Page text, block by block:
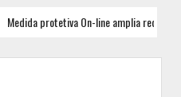
On-line amplia rede de apoio e